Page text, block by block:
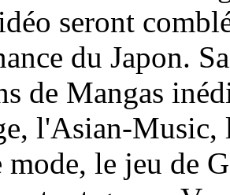
seront
du Japon.
de Mangas
l'Asian-Music,
mode, le jeu de